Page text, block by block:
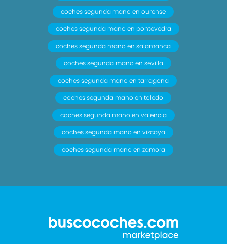
coches segunda mano en ourense
coches segunda mano en pontevedra
coches segunda mano en salamanca
coches segunda mano en sevilla
coches segunda mano en tarragona
coches segunda mano en toledo
coches segunda mano en valencia
coches segunda mano en vizcaya
coches segunda mano en zamora